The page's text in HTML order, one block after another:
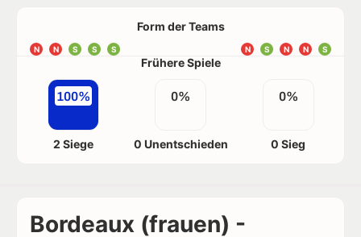
Form der Teams
N N S S S S
N
N
S
N
Frühere Spiele
100%
2 Siege
0%
0 Unentschieden
0%
0 Sieg
Bordeaux (frauen) -